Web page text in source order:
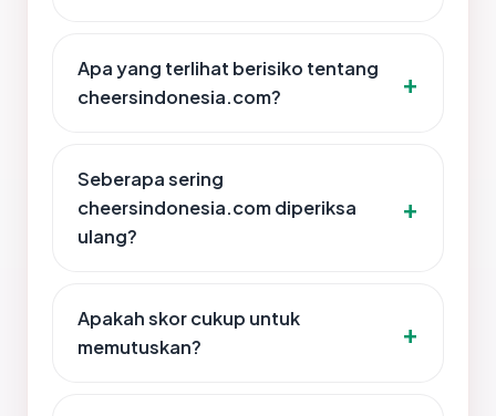
Apa yang terlihat berisiko tentang
cheersindonesia.com?
Seberapa sering
cheersindonesia.com diperiksa
ulang?
Apakah skor cukup untuk
memutuskan?